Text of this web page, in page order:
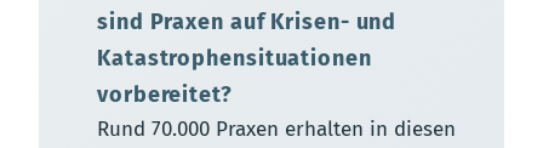
sind Praxen auf Krisen- und
Katastrophensituationen
vorbereitet?
Rund 70.000 Praxen erhalten in diesen